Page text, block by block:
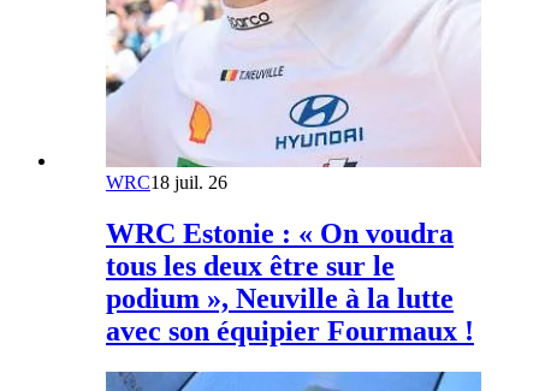
WRC18 juil. 26
WRC Estonie : « On voudra
tous les deux être sur le
podium », Neuville à la lutte
avec son équipier Fourmaux !